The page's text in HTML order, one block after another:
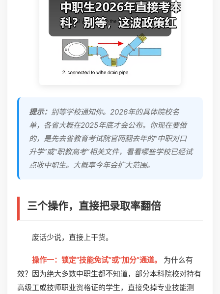
提示： 别等学校通知你。2026年的具体院校名
单，各省大概在2025年底才会公布。你现在要做
的，是先去省教育考试院官网翻去年的“中职对口
升学”或“职教高考”相关文件，看看哪些学校已经试
点收中职生。大概率今年会扩大范围。
三个操作，直接把录取率翻倍
废话少说，直接上干货。
操作一：锁定“技能免试”或“加分”通道。
为什么有
效？因为绝大多数中职生都不知道，部分本科院校对持有
高级工或技师职业资格证的学生，直接免掉专业技能测